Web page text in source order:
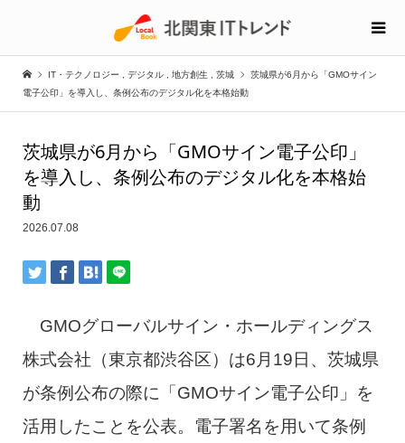
IT・テクノロジー デジタル 地方創生 茨城
茨城県が6月から「GMOサイン
電子公印」を導入し、条例公布のデジタル化を本格始動
茨城県が6月から「GMOサイン電子公印」
を導入し、条例公布のデジタル化を本格始
動
2026.07.08
GMOグローバルサイン・ホールディングス
株式会社（東京都渋谷区）は6月19日、茨城県
が条例公布の際に「GMOサイン電子公印」を
活用したことを公表。電子署名を用いて条例